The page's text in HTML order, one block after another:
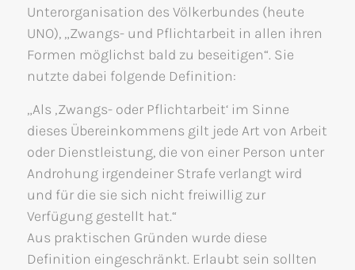
Unterorganisation des Völkerbundes (heute
UNO), „Zwangs- und Pflichtarbeit in allen ihren
Formen möglichst bald zu beseitigen“. Sie
nutzte dabei folgende Definition:
„Als ‚Zwangs- oder Pflichtarbeit‘ im Sinne
dieses Übereinkommens gilt jede Art von Arbeit
oder Dienstleistung, die von einer Person unter
Androhung irgendeiner Strafe verlangt wird
und für die sie sich nicht freiwillig zur
Verfügung gestellt hat.“
Aus praktischen Gründen wurde diese
Definition eingeschränkt. Erlaubt sein sollten